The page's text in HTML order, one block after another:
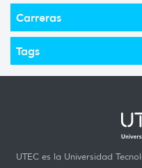
Carreras
Tags
UTEC es la Universidad